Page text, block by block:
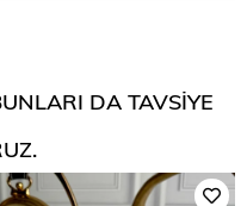
DA TAVSIYE